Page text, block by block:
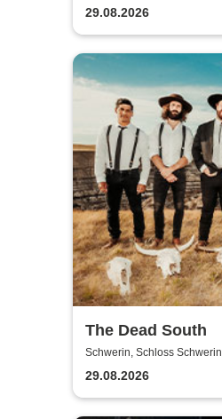
29.08.2026
The Dead South
Schwerin, Schloss Schwerin
29.08.2026